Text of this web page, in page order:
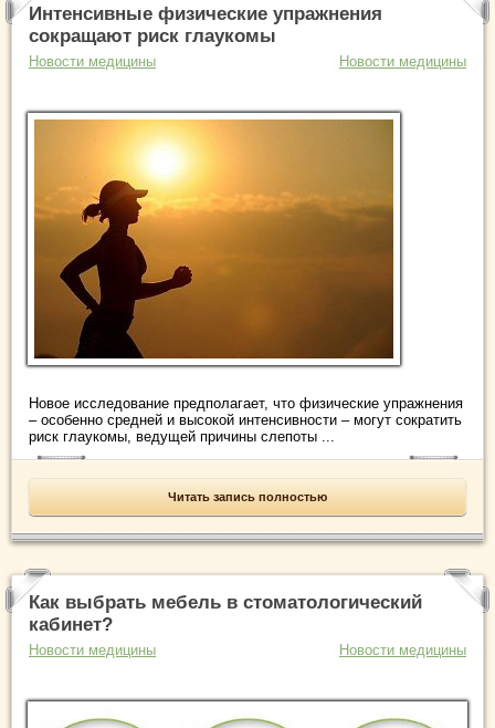
Интенсивные физические упражнения
сокращают риск глаукомы
Новости медицины Новости медицины
Новое исследование предполагает, что физические упражнения
– особенно средней и высокой интенсивности – могут сократить
риск глаукомы, ведущей причины слепоты ...
Читать запись полностью
Как выбрать мебель в стоматологический
кабинет?
Новости медицины Новости медицины